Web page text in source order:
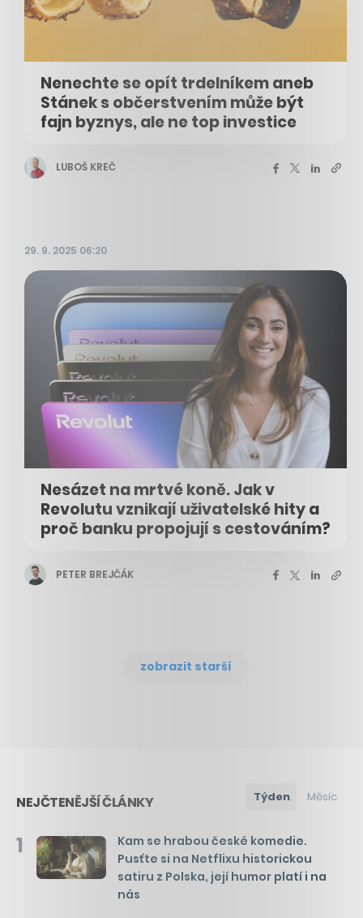
Nenechte se opít trdelníkem aneb
Stánek s občerstvením může být
fajn byznys, ale ne top investice
LUBOŠ KREČ
29. 9. 2025 06:20
Nesázet na mrtvé koně. Jak v
Revolutu vznikají uživatelské hity a
proč banku propojují s cestováním?
PETER BREJČÁK
zobrazit starší
NEJČTENĚJŠÍ ČLÁNKY Týden Měsíc
1
Kam se hrabou české komedie.
Pusťte si na Netflixu historickou
satiru z Polska, její humor platí i na
nás